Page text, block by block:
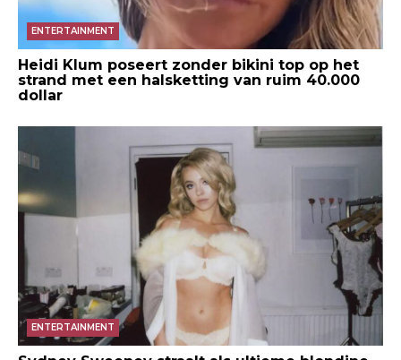
ENTERTAINMENT
Heidi Klum poseert zonder bikini top op het
strand met een halsketting van ruim 40.000
dollar
ENTERTAINMENT